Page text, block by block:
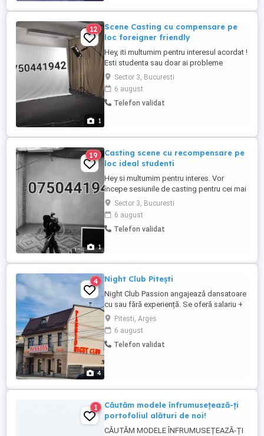
1
12
Scene Casting cu compensare pe
loc foreigner friendly
Hey, iti multumim pentru interesul acordat !
Esti studenta sau doar ai probleme
financiare? Noi avem solutia ,te putem
ajuta ,plata fiind pe loc ! Nu necesita
experienta ! Cele mai mari companii de
filme organizeaza casting saptamanile
Sector 3, Bucuresti
6 august
Telefon validat
1
19
Casting scene cu recompensare pe
loc ideal studenti
Hey si multumim pentru interes. Vor
începe sesiunile de casting pentru cei mai
mari producatori de filme din lume
Experienta nu este necesara!
Recompensarea se va face pe loc cash in
aceeasi zi !
Sector 3, Bucuresti
6 august
Telefon validat
4
4 Night Club Pitești
Night Club Passion angajează dansatoare
cu sau fără experiență. Se oferă salariu +
comision fix de 50 % și bonusuri la
sfârșitul fiecărei luni se poate oferi si
cazare. Câștiguri garantate de peste 15
000 Ron Pentru mai multe detalii sunați la
Pitesti, Arges
6 august
Telefon validat
1
Căutăm modele înfrumusețează-ți
portofoliul alături de noi!
CĂUTĂM MODELE ÎNFRUMUSEȚEAZĂ-ȚI